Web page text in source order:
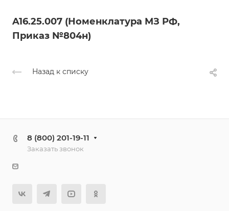
A16.25.007 (Номенклатура МЗ РФ,
Приказ №804н)
Назад к списку
8 (800) 201-19-11
Заказать звонок